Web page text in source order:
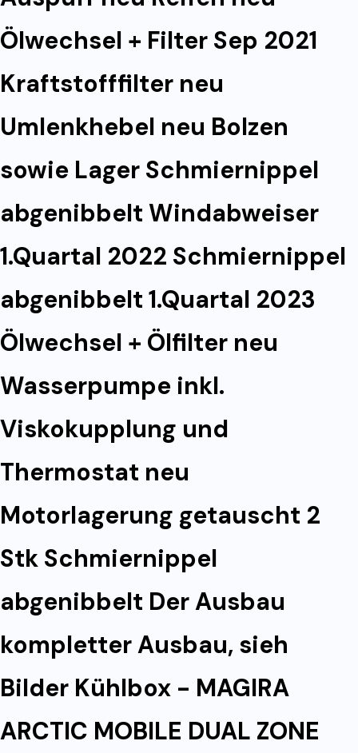
Ölwechsel + Filter Sep 2021
Kraftstofffilter neu
Umlenkhebel neu Bolzen
sowie Lager Schmiernippel
abgenibbelt Windabweiser
1.Quartal 2022 Schmiernippel
abgenibbelt 1.Quartal 2023
Ölwechsel + Ölfilter neu
Wasserpumpe inkl.
Viskokupplung und
Thermostat neu
Motorlagerung getauscht 2
Stk Schmiernippel
abgenibbelt Der Ausbau
kompletter Ausbau, sieh
Bilder Kühlbox - MAGIRA
ARCTIC MOBILE DUAL ZONE